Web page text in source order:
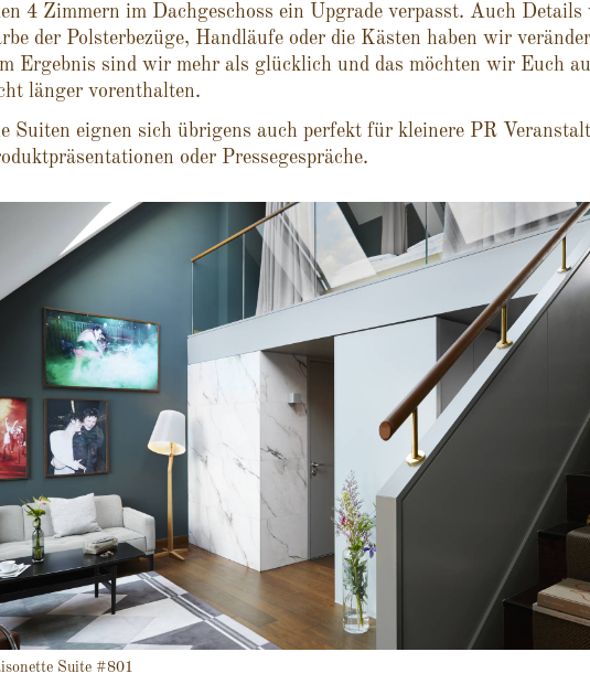
4 Zimmern im Dachgeschoss ein Upgrade verpasst. Auch Details
der Polsterbezüge, Handläufe oder die Kästen haben wir
Ergebnis sind wir mehr als glücklich und das möchten wir Euch
länger vorenthalten.
Suiten eignen sich übrigens auch perfekt für kleinere PR
oder Pressegespräche.
Suite #801